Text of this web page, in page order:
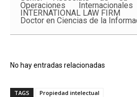
Operaciones
INTERNATIONAL LAW FIRM
Doctor en Ciencias de la
No hay entradas relacionadas
TAGS Propiedad intelectual